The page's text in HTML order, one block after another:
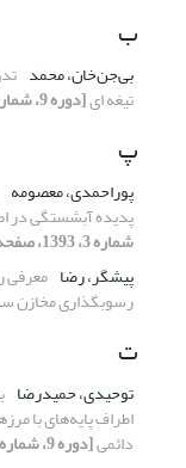
ب
بی‌جن‌خان، محمد
تیغه‏ ای[دوره 9، شماره 2، 1393، صفحه 37-51]
پ
پوراحمدی، معصومه
پدیده آبشستگی در
شماره 3، 1393، صفحه 81-89]
پیشگر، رضا
رسوبگذاری مخازن
ت
توحیدی، حمیدرضا
اطراف پایه‌های با
دائمی[دوره 9، شماره 4، 1393، صفحه 39-53]